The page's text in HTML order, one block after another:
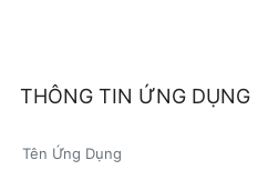
THÔNG TIN ỨNG DỤNG
Tên Ứng Dụng